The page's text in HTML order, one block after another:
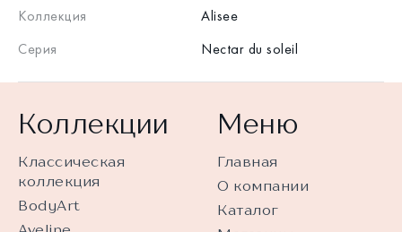
Коллекция
Alisee
Серия
Nectar du soleil
Коллекции
Классическая
коллекция
BodyArt
Меню
Главная
О компании
Каталог